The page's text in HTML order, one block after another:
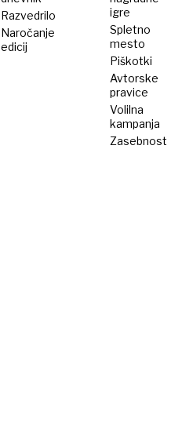
Razvedrilo
Naročanje
edicij
igre
Spletno
mesto
Piškotki
Avtorske
pravice
Volilna
kampanja
Zasebnost